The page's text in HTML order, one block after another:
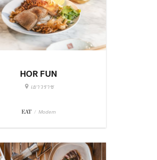
HOR FUN
เยาวราช
EAT / Modern